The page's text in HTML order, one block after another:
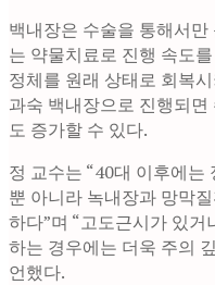
백내장은 수술을 통해서
는 약물치료로 진행 속도
정체를 원래 상태로 회복
과숙 백내장으로 진행되
도 증가할 수 있다.
정 교수는 “40대 이후에
뿐 아니라 녹내장과 망막
하다”며 “고도근시가 있
하는 경우에는 더욱 주의
언했다.